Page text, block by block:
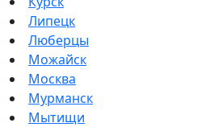
Липецк
Люберцы
Можайск
Москва
Мурманск
Мытищи